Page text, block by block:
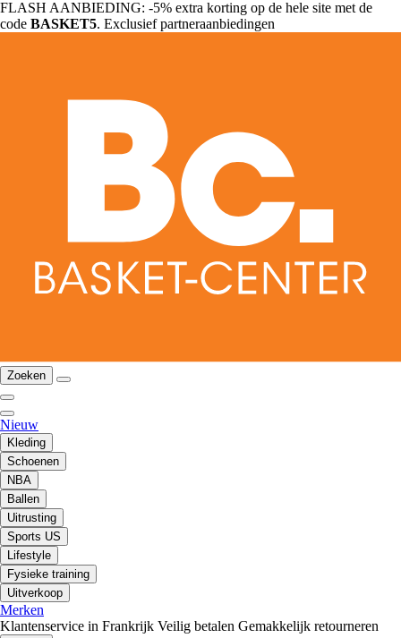
FLASH AANBIEDING: -5% extra korting op de hele site met de
code BASKET5. Exclusief partneraanbiedingen
Zoeken
Nieuw
Kleding
Schoenen
NBA
Ballen
Uitrusting
Sports US
Lifestyle
Fysieke training
Uitverkoop
Merken
Klantenservice in Frankrijk Veilig betalen Gemakkelijk retourneren